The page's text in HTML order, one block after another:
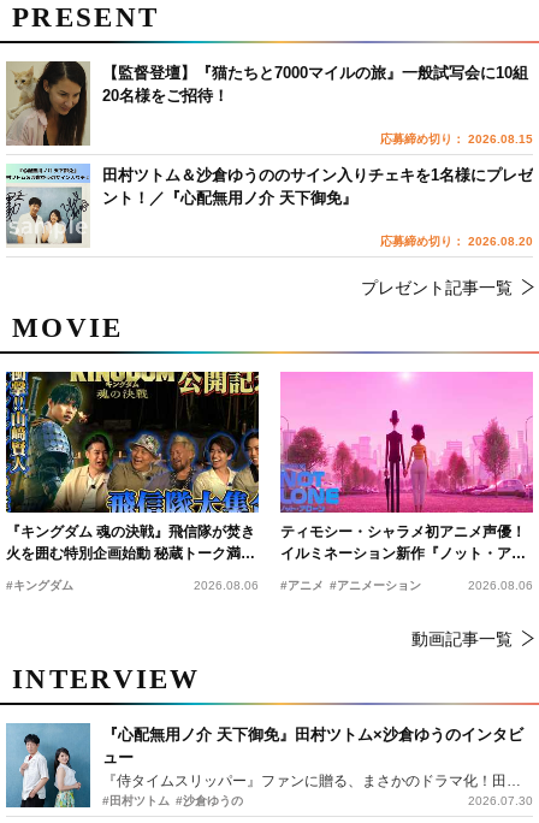
MOVIE
『キングダム 魂の決戦』飛信隊が焚き
火を囲む特別企画始動 秘蔵トーク満載
の“キングダムキャンプ”開催
#キングダム 2026.08.06
ティモシー・シャラメ初アニメ声優！
イルミネーション新作『ノット・アロ
#アニメ #アニメーション 2026.08.06
動画記事一覧
INTERVIEW
『心配無用ノ介 天下御免』田村ツトム×沙倉ゆうのインタビ
ュー
『侍タイムスリッパー』ファンに贈る、まさかのドラマ化！田村ツトム×沙倉ゆうのが語る『心配無用ノ介』撮影秘話
#田村ツトム #沙倉ゆうの 2026.07.30
PRESENT
【監督登壇】『猫たちと7000マイルの旅』一般試写会に10組
20名様をご招待！
応募締め切り： 2026.08.15
田村ツトム＆沙倉ゆうののサイン入りチェキを1名様にプレゼ
ント！／『心配無用ノ介 天下御免』
応募締め切り： 2026.08.20
プレゼント記事一覧